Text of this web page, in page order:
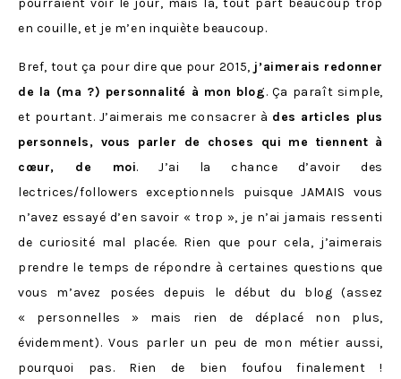
en couille, et je m’en inquiète beaucoup.
Bref, tout ça pour dire que pour 2015, j’aimerais redonner
de la (ma ?) personnalité à mon blog. Ça paraît simple,
et pourtant. J’aimerais me consacrer à des articles plus
personnels, vous parler de choses qui me tiennent à
cœur, de moi. J’ai la chance d’avoir des
lectrices/followers exceptionnels puisque JAMAIS vous
n’avez essayé d’en savoir « trop », je n’ai jamais ressenti
de curiosité mal placée. Rien que pour cela, j’aimerais
prendre le temps de répondre à certaines questions que
vous m’avez posées depuis le début du blog (assez
« personnelles » mais rien de déplacé non plus,
évidemment). Vous parler un peu de mon métier aussi,
pourquoi pas. Rien de bien foufou finalement !